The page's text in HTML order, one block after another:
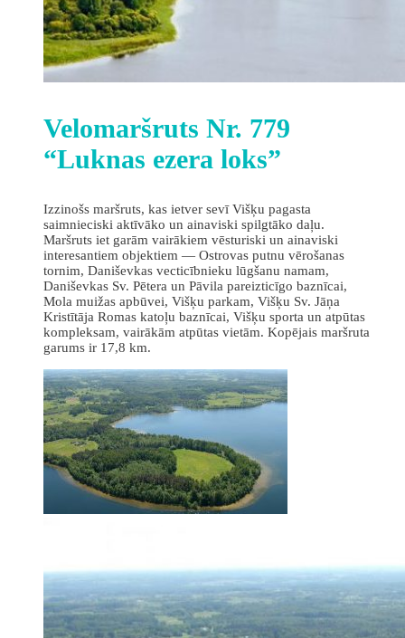
Velomaršruts Nr. 779
“Luknas ezera loks”
Izzinošs maršruts, kas ietver sevī Višķu pagasta
saimnieciski aktīvāko un ainaviski spilgtāko daļu.
Maršruts iet garām vairākiem vēsturiski un ainaviski
interesantiem objektiem — Ostrovas putnu vērošanas
tornim, Daniševkas vecticībnieku lūgšanu namam,
Daniševkas Sv. Pētera un Pāvila pareizticīgo baznīcai,
Mola muižas apbūvei, Višķu parkam, Višķu Sv. Jāņa
Kristītāja Romas katoļu baznīcai, Višķu sporta un atpūtas
kompleksam, vairākām atpūtas vietām. Kopējais maršruta
garums ir 17,8 km.